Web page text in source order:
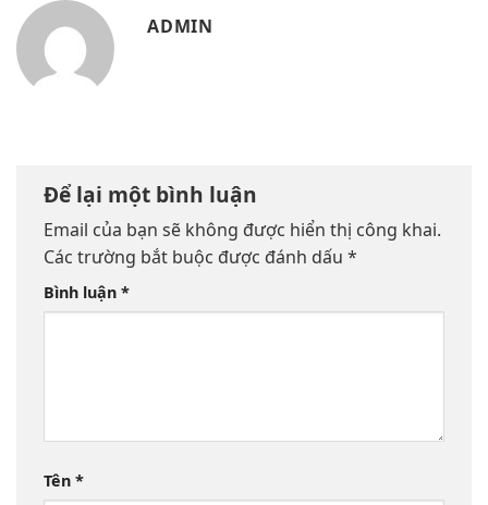
ADMIN
Để lại một bình luận
Email của bạn sẽ không được hiển thị công khai.
Các trường bắt buộc được đánh dấu *
Bình luận *
Tên *